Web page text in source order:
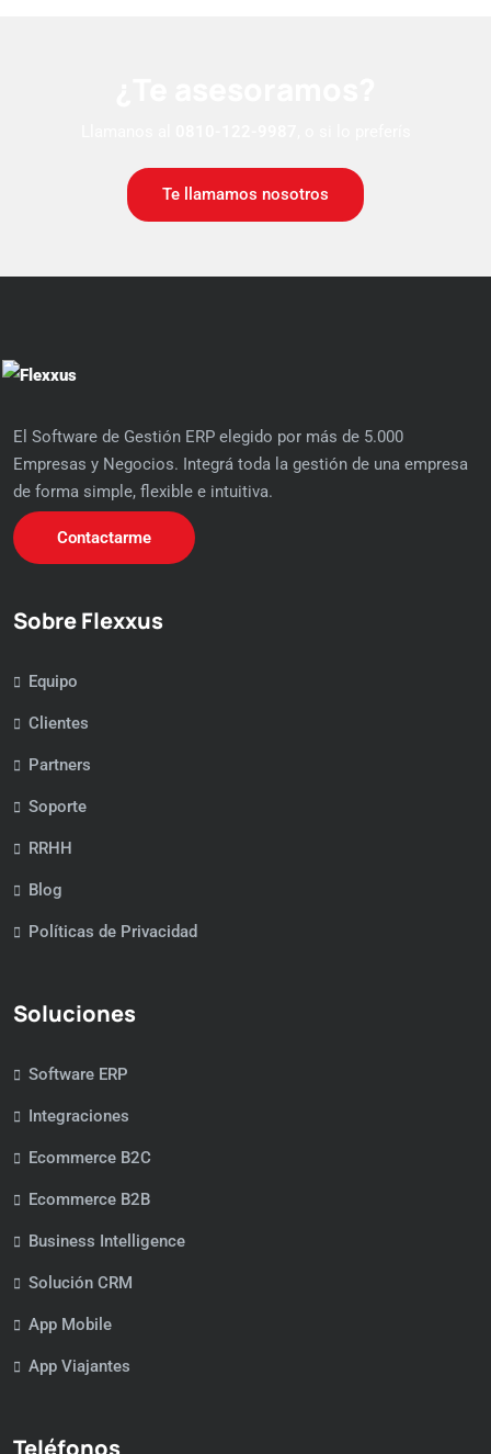
Te llamamos nosotros
El Software de Gestión ERP elegido por más de 5.000
Empresas y Negocios. Integrá toda la gestión de una empresa
de forma simple, flexible e intuitiva.
Contactarme
Sobre Flexxus
Equipo
Clientes
Partners
Soporte
RRHH
Blog
Políticas de Privacidad
Soluciones
Software ERP
Integraciones
Ecommerce B2C
Ecommerce B2B
Business Intelligence
Solución CRM
App Mobile
App Viajantes